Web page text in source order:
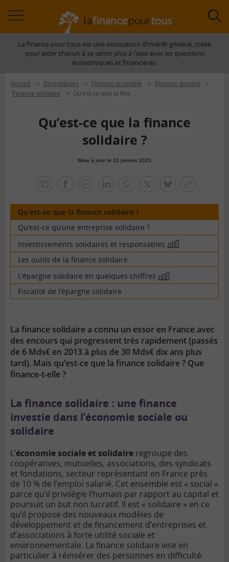
àLa finance pour tous est une association d’intérêt général, créée
pour aider chacun à se sentir plus à l’aise avec les questions
économiques et financières.
Accueil > Décryptages > Finance et société > Finance durable
>
Finance solidaire
> Qu’est-ce que la finance solidaire ?
Qu’est-ce que la finance
solidaire ?
Mise à jour le 23 janvier 2025
tous
Qu’est-ce que la finance solidaire ?
Qu’est-ce qu’une entreprise solidaire ?
Investissements solidaires et responsables En
Les outils de la finance solidaire
L’épargne solidaire en quelques chiffres En
Fiscalité de l’épargne solidaire
La finance solidaire a connu un essor en France avec
des encours qui progressent très rapidement (passés
de 6 Mds€ en 2013 à plus de 30 Mds€ dix ans plus
tard). Mais qu’est-ce que la finance solidaire ? Que
finance-t-elle ?
La finance solidaire : une finance
investie dans l’économie sociale ou
solidaire
L’économie sociale et solidaire regroupe des
coopératives, mutuelles, associations, des syndicats
et fondations, secteur représentant en France près
de 10 % de l’emploi salarié. Cet ensemble est « social »
parce qu’il privilégie l’humain par rapport au capital et
poursuit un but non lucratif. Il est « solidaire » en ce
qu’il propose des nouveaux modèles de
développement et de financement d’entreprises et
d’associations à forte utilité sociale et
environnementale. La finance solidaire vise en
particulier à réinsérer des personnes en difficulté.